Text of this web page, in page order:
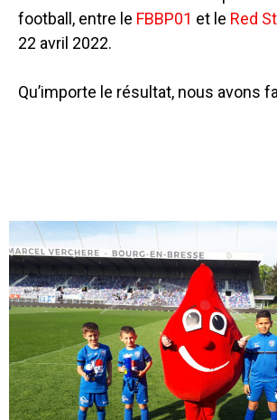
football, entre le FBBP01 et le Red
22 avril 2022.
Qu’importe le résultat, nous avons